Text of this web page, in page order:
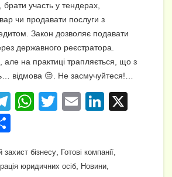
брати участь у тендерах,
чи продавати послуги з
Закон дозволяє подавати
державного реєстратора.
але на практиці трапляється, що з
відмова 😔. Не засмучуйтеся!…
T
gr
W
s
T
er
E
Li
e
ді
захист бізнесу, Готові компанії,
юридичних осіб, Новини,